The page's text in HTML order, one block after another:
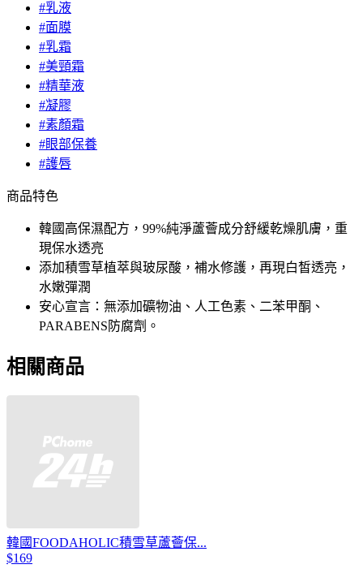
#乳液
#面膜
#乳霜
#美頸霜
#精華液
#凝膠
#素顏霜
#眼部保養
#護唇
商品特色
韓國高保濕配方，99%純淨蘆薈成分舒緩乾燥肌膚，重
現保水透亮
添加積雪草植萃與玻尿酸，補水修護，再現白皙透亮，
水嫩彈潤
安心宣言：無添加礦物油、人工色素、二苯甲酮、
PARABENS防腐劑。
相關商品
韓國FOODAHOLIC積雪草蘆薈保...
$169